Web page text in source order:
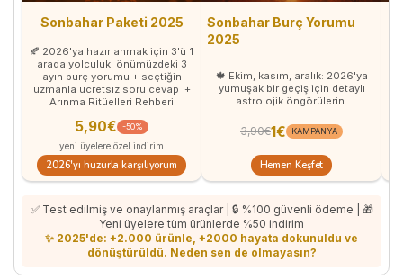
Sonbahar Paketi 2025
🍂 2026'ya hazırlanmak için 3'ü 1
arada yolculuk: önümüzdeki 3
ayın burç yorumu + seçtiğin
uzmanla ücretsiz soru cevap +
Arınma Ritüelleri Rehberi
5,90€ -50%
yeni üyelere özel indirim
2026'yı huzurla karşılıyorum
Sonbahar Burç Yorumu
2025
🍁 Ekim, kasım, aralık: 2026'ya
yumuşak bir geçiş için detaylı
astrolojik öngörülerin.
3,90€1€ KAMPANYA
Hemen Keşfet
✅ Test edilmiş ve onaylanmış araçlar | 🔒 %100 güvenli ödeme | 🎁
Yeni üyelere tüm ürünlerde %50 indirim
✨ 2025'de: +2.000 ürünle, +2000 hayata dokunuldu ve
dönüştürüldü. Neden sen de olmayasın?